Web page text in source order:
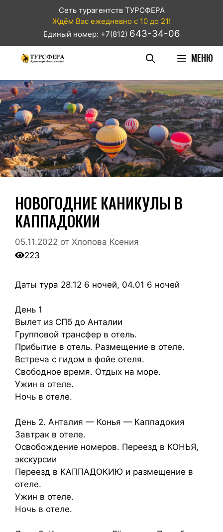
Сеть турагентств ТУРСФЕРА
Ждём Вас ежедневно с 10 до 21!
Единый номер: +7(812) 643-34-06
МЕНЮ
НОВОГОДНИЕ КАНИКУЛЫ В
КАППАДОКИИ
05.11.2022 от Хлопова Ксения
223
Даты тура 28.12 6 ночей, 04.01 6 ночей
День 1
Вылет из СПб до Анталии
Групповой трансфер в отель.
Прибытие в отель. Размещение в отеле.
Встреча с гидом в фойе отеля.
Свободное время. Отдых на море.
Ужин в отеле.
Ночь в отеле.
День 2. Анталия — Конья — Каппадокия
Завтрак в отеле.
Освобождение номеров. Переезд в КОНЬЯ,
экскурсии
Переезд в КАППАДОКИЮ и размещение в
отеле.
Ужин в отеле.
Ночь в отеле.